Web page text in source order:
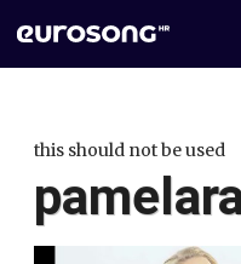
this should not be used